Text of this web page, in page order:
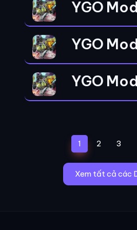
YGO
YGO
YGO
1 (current)
2 3
Xem tất cả các